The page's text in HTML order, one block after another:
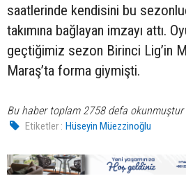
saatlerinde kendisini bu
takımına bağlayan imzayı attı.
geçtiğimiz sezon Birinci Lig’in
Maraş’ta forma giymişti.
Bu haber toplam 2758 defa okunmuştur
Etiketler : Hüseyin Müezzinoğlu